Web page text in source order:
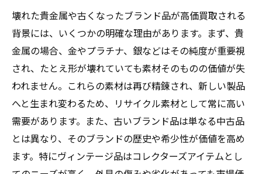
価するその理由と仕組みを解説
買取店選びのポイントとは？安心して高く売る
ためのコツ
あなたの不要な貴金属やブランド品が思わぬ高
値に変わる理由まとめ
壊れた貴金属や古くなったブランド品が高価買取される
背景には、いくつかの明確な理由があります。まず、貴
金属の場合、金やプラチナ、銀などはその純度が重要視
され、たとえ形が壊れていても素材そのものの価値が失
われません。これらの素材は再び精錬され、新しい製品
へと生まれ変わるため、リサイクル素材として常に高い
需要があります。また、古いブランド品は単なる中古品
とは異なり、そのブランドの歴史や希少性が価値を高め
ます。特にヴィンテージ品はコレクターズアイテムとし